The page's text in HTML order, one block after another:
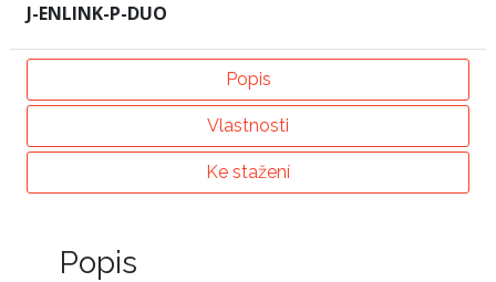
J-ENLINK-P-DUO
Popis
Vlastnosti
Ke stažení
Popis